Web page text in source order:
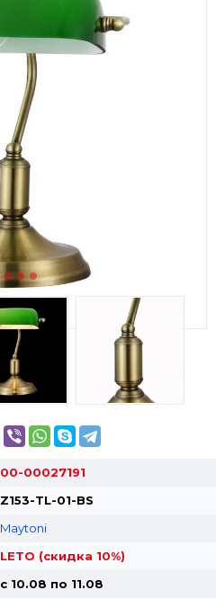
00-00027191
Z153-TL-01-BS
Maytoni
LETO (скидка 10%)
с 10.08 по 11.08